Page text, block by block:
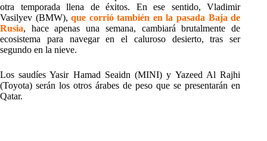
otra temporada llena de éxitos. En ese sentido, Vladimir
Vasilyev (BMW),que corrió también en la pasada Baja de
Rusia, hace apenas una semana, cambiará brutalmente de
ecosistema para navegar en el caluroso desierto, tras ser
segundo en la nieve.
Los saudíes Yasir Hamad Seaidn (MINI) y Yazeed Al Rajhi
(Toyota) serán los otros árabes de peso que se presentarán en
Qatar.